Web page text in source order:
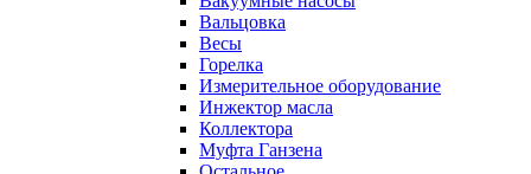
Вальцовка
Весы
Горелка
Измерительное оборудование
Инжектор масла
Коллектора
Муфта Ганзена